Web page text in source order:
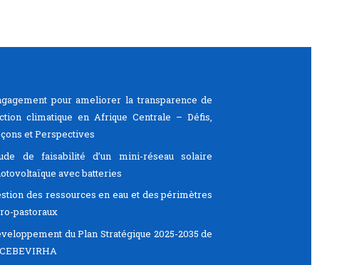
pour ameliorer la transparence de
climatique en Afrique Centrale – Défis,
et Perspectives
de faisabilité d’un mini-réseau solaire
avec batteries
des ressources en eau et des périmètres
pastoraux
du Plan Stratégique 2025-2035 de